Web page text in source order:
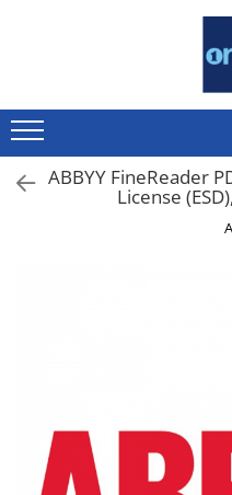
Laptop, Tablete & Telefoane
Laptop / Notebook
Notebook Consumer
Apple AirTag
Inele Smart
ABBYY FineReader
License